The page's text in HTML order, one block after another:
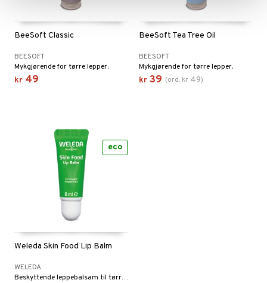
BeeSoft Classic
BEESOFT
Mykgjørende for tørre lepper.
kr 49
BeeSoft Tea Tree Oil
BEESOFT
Mykgjørende for tørre lepper.
kr 39 (ord. kr 49)
Weleda Skin Food Lip Balm
WELEDA
Beskyttende leppebalsam til tørre og sprukne lepper.
eco